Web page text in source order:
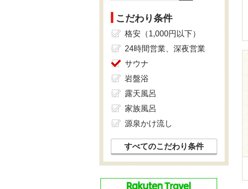
こだわり条件
格安（1,000円以下）
24時間営業、深夜営業
サウナ
岩盤浴
露天風呂
家族風呂
源泉かけ流し
すべてのこだわり条件